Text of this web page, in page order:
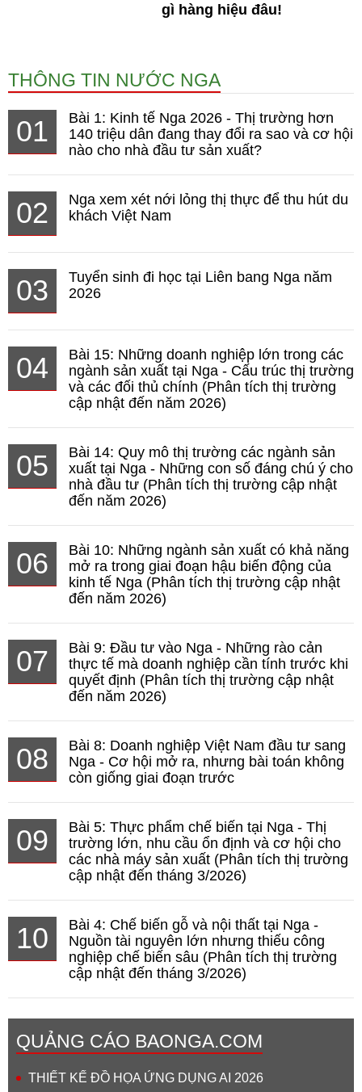
gì hàng hiệu đâu!
THÔNG TIN NƯỚC NGA
01
Bài 1: Kinh tế Nga 2026 - Thị trường hơn
140 triệu dân đang thay đổi ra sao và cơ hội
nào cho nhà đầu tư sản xuất?
02
Nga xem xét nới lỏng thị thực để thu hút du
khách Việt Nam
03
Tuyển sinh đi học tại Liên bang Nga năm
2026
04
Bài 15: Những doanh nghiệp lớn trong các
ngành sản xuất tại Nga - Cấu trúc thị trường
và các đối thủ chính (Phân tích thị trường
cập nhật đến năm 2026)
05
Bài 14: Quy mô thị trường các ngành sản
xuất tại Nga - Những con số đáng chú ý cho
nhà đầu tư (Phân tích thị trường cập nhật
đến năm 2026)
06
Bài 10: Những ngành sản xuất có khả năng
mở ra trong giai đoạn hậu biến động của
kinh tế Nga (Phân tích thị trường cập nhật
đến năm 2026)
07
Bài 9: Đầu tư vào Nga - Những rào cản
thực tế mà doanh nghiệp cần tính trước khi
quyết định (Phân tích thị trường cập nhật
đến năm 2026)
08
Bài 8: Doanh nghiệp Việt Nam đầu tư sang
Nga - Cơ hội mở ra, nhưng bài toán không
còn giống giai đoạn trước
09
Bài 5: Thực phẩm chế biến tại Nga - Thị
trường lớn, nhu cầu ổn định và cơ hội cho
các nhà máy sản xuất (Phân tích thị trường
cập nhật đến tháng 3/2026)
10
Bài 4: Chế biến gỗ và nội thất tại Nga -
Nguồn tài nguyên lớn nhưng thiếu công
nghiệp chế biến sâu (Phân tích thị trường
cập nhật đến tháng 3/2026)
QUẢNG CÁO BAONGA.COM
THIẾT KẾ ĐỒ HỌA ỨNG DỤNG AI 2026